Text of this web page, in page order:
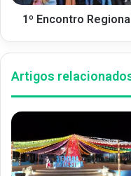
1º Encontro
Artigos